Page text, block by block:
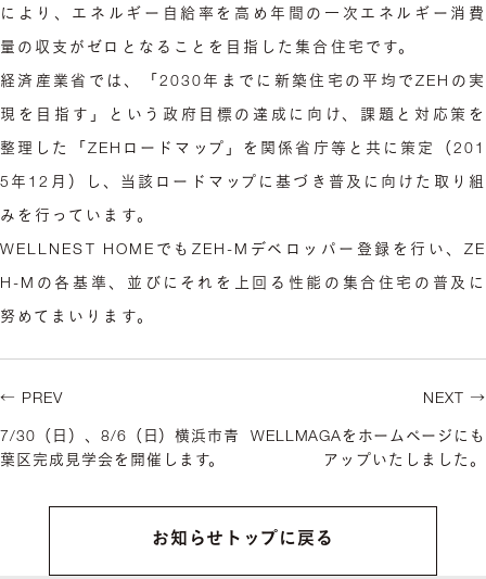
により、エネルギー自給率を高め年間の一次エネルギー消費
量の収支がゼロとなることを目指した集合住宅です。
経済産業省では、「2030年までに新築住宅の平均でZEHの実
現を目指す」という政府目標の達成に向け、課題と対応策を
整理した「ZEHロードマップ」を関係省庁等と共に策定（201
5年12月）し、当該ロードマップに基づき普及に向けた取り組
みを行っています。
WELLNEST HOMEでもZEH-Mデベロッパー登録を行い、ZE
H-Mの各基準、並びにそれを上回る性能の集合住宅の普及に
努めてまいります。
← PREV
7/30（日）、8/6（日）横浜市青
葉区完成見学会を開催します。
NEXT →
WELLMAGAをホームページにも
アップいたしました。
お知らせトップに戻る